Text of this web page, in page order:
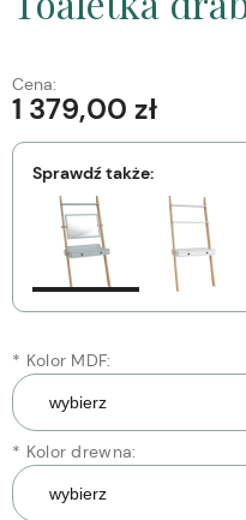
Cena:
1 379,00 zł
Sprawdź także:
* Kolor MDF:
* Kolor drewna: